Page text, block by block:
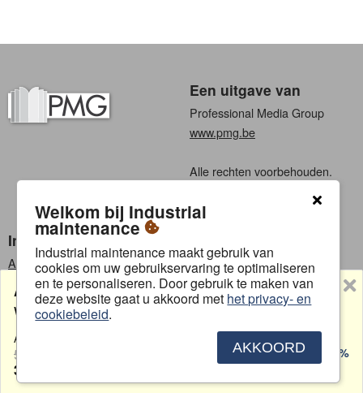
ABONNEMENT T.I.M.
Word nu abonnee!
Aangeboden door
5,00 Je bespaart 25%
3,75
Een uitgave van
Professional Media Group
www.pmg.be
Alle rechten voorbehouden.
Privacy
Industrial maintenance
Abonneren
Adverteren
Vacatures
Contact
Nederlands
Frans
Contact Adverteren Algemene voorwaarden Privacybeleid
Welkom bij Industrial
maintenance
Industrial maintenance maakt gebruik van
cookies om uw gebruikservaring te optimaliseren
en te personaliseren. Door gebruik te maken van
deze website gaat u akkoord met het privacy- en
cookiebeleid.
AKKOORD